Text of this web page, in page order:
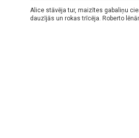
Alice stāvēja tur, maizītes gabaliņu
dauzījās un rokas trīcēja. Roberto